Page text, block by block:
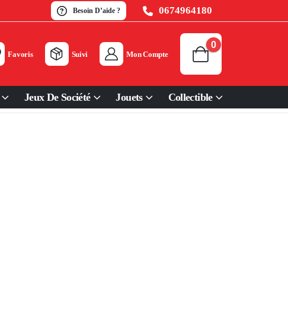
Besoin D’aide ? 0674964180
Favoris Suivi Mon Compte
0
Jeux De Société Jouets Collectible